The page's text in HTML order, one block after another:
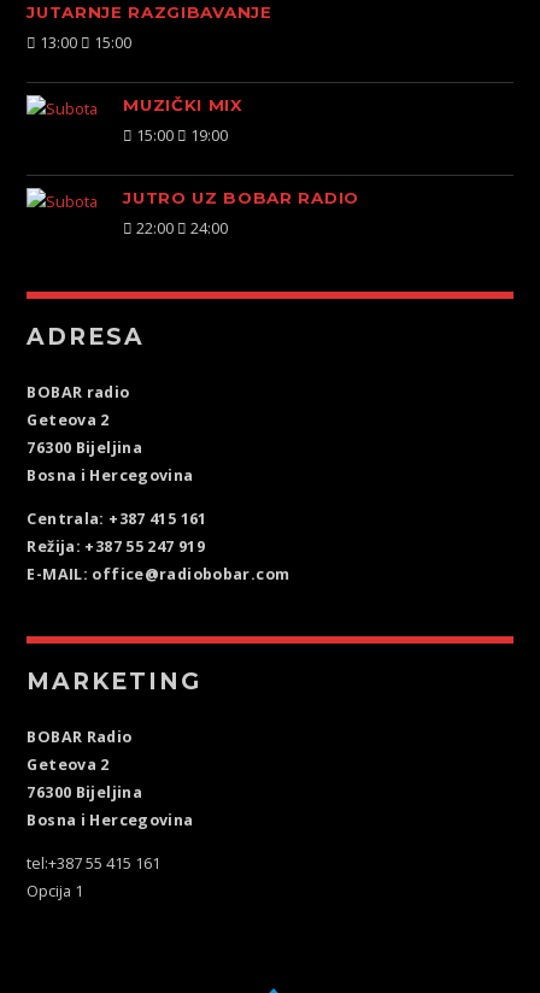
JUTARNJE RAZGIBAVANJE
13:00 15:00
MUZIČKI MIX
15:00 19:00
JUTRO UZ BOBAR RADIO
22:00 24:00
ADRESA
BOBAR radio
Geteova 2
76300 Bijeljina
Bosna i Hercegovina
Centrala: +387 415 161
Režija: +387 55 247 919
E-MAIL: office@radiobobar.com
MARKETING
BOBAR Radio
Geteova 2
76300 Bijeljina
Bosna i Hercegovina
tel:+387 55 415 161
Opcija 1